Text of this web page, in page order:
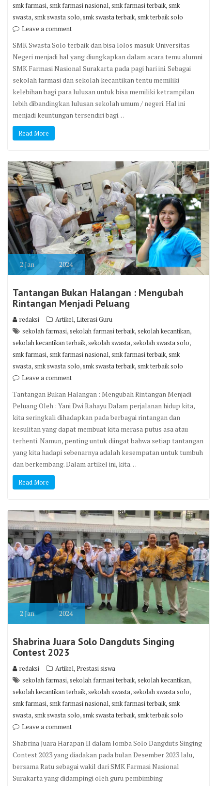
smk farmasi,smk farmasi nasional,smk farmasi terbaik,smk
swasta,smk swasta solo,smk swasta terbaik,smk terbaik solo
Leave a comment
SMK Swasta Solo terbaik dan bisa lolos masuk Universitas
Negeri menjadi hal yang diungkapkan dalam acara temu alumni
SMK Farmasi Nasional Surakarta pada pagi hari ini. Sebagai
sekolah farmasi dan sekolah kecantikan tentu memiliki
kelebihan bagi para lulusan untuk bisa memiliki ketrampilan
lebih dibandingkan lulusan sekolah umum / negeri. Hal ini
menjadi keuntungan tersendiri bagi…
Read More
2 Jan 2024
Tantangan Bukan Halangan : Mengubah
Rintangan Menjadi Peluang
redaksi Artikel,Literasi Guru
sekolah farmasi,sekolah farmasi terbaik,sekolah kecantikan,
sekolah kecantikan terbaik,sekolah swasta,sekolah swasta solo,
smk farmasi,smk farmasi nasional,smk farmasi terbaik,smk
swasta,smk swasta solo,smk swasta terbaik,smk terbaik solo
Leave a comment
Tantangan Bukan Halangan : Mengubah Rintangan Menjadi
Peluang Oleh : Yani Dwi Rahayu Dalam perjalanan hidup kita,
kita seringkali dihadapkan pada berbagai rintangan dan
kesulitan yang dapat membuat kita merasa putus asa atau
terhenti. Namun, penting untuk diingat bahwa setiap tantangan
yang kita hadapi sebenarnya adalah kesempatan untuk tumbuh
dan berkembang. Dalam artikel ini, kita…
Read More
2 Jan 2024
Shabrina Juara Solo Dangduts Singing
Contest 2023
redaksi Artikel,Prestasi siswa
sekolah farmasi,sekolah farmasi terbaik,sekolah kecantikan,
sekolah kecantikan terbaik,sekolah swasta,sekolah swasta solo,
smk farmasi,smk farmasi nasional,smk farmasi terbaik,smk
swasta,smk swasta solo,smk swasta terbaik,smk terbaik solo
Leave a comment
Shabrina Juara Harapan II dalam lomba Solo Dangduts Singing
Contest 2023 yang diadakan pada bulan Desember 2023 lalu,
bersama Ratu sebagai wakil dari SMK Farmasi Nasional
Surakarta yang didampingi oleh guru pembimbing